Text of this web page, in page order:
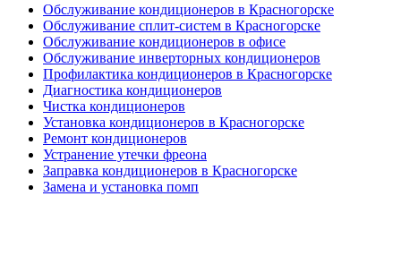
Обслуживание кондиционеров в Красногорске
Обслуживание сплит-систем в Красногорске
Обслуживание кондиционеров в офисе
Обслуживание инверторных кондиционеров
Профилактика кондиционеров в Красногорске
Диагностика кондиционеров
Чистка кондиционеров
Установка кондиционеров в Красногорске
Ремонт кондиционеров
Устранение утечки фреона
Заправка кондиционеров в Красногорске
Замена и установка помп